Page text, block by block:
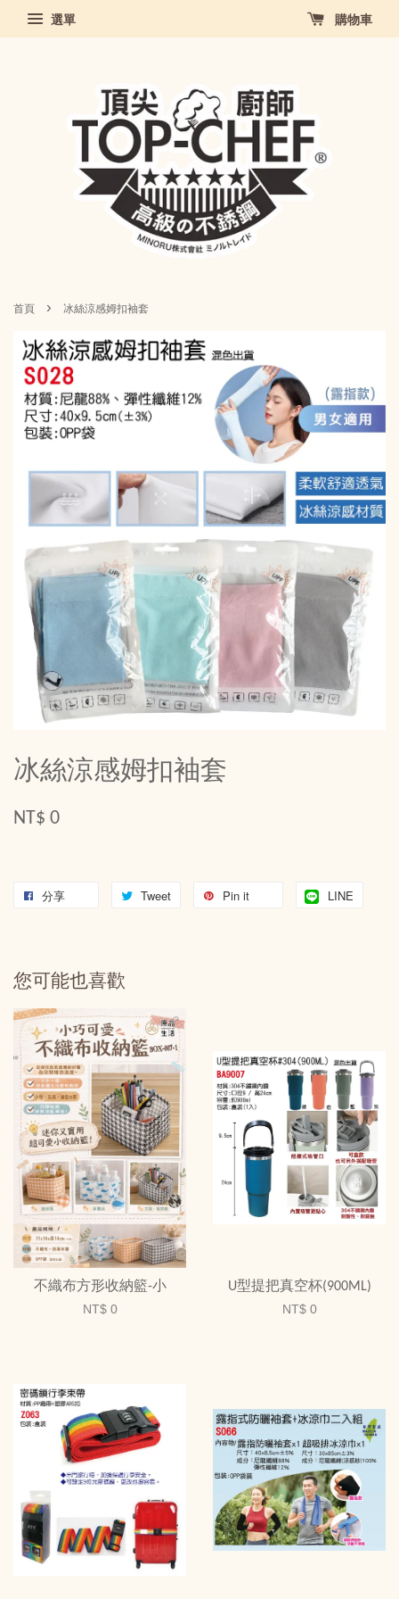
選單 購物車
首頁 › 冰絲涼感姆扣袖套
冰絲涼感姆扣袖套
NT$ 0
分享 Tweet Pin it LINE
您可能也喜歡
不織布方形收納籃-小
NT$ 0
U型提把真空杯(900ML)
NT$ 0